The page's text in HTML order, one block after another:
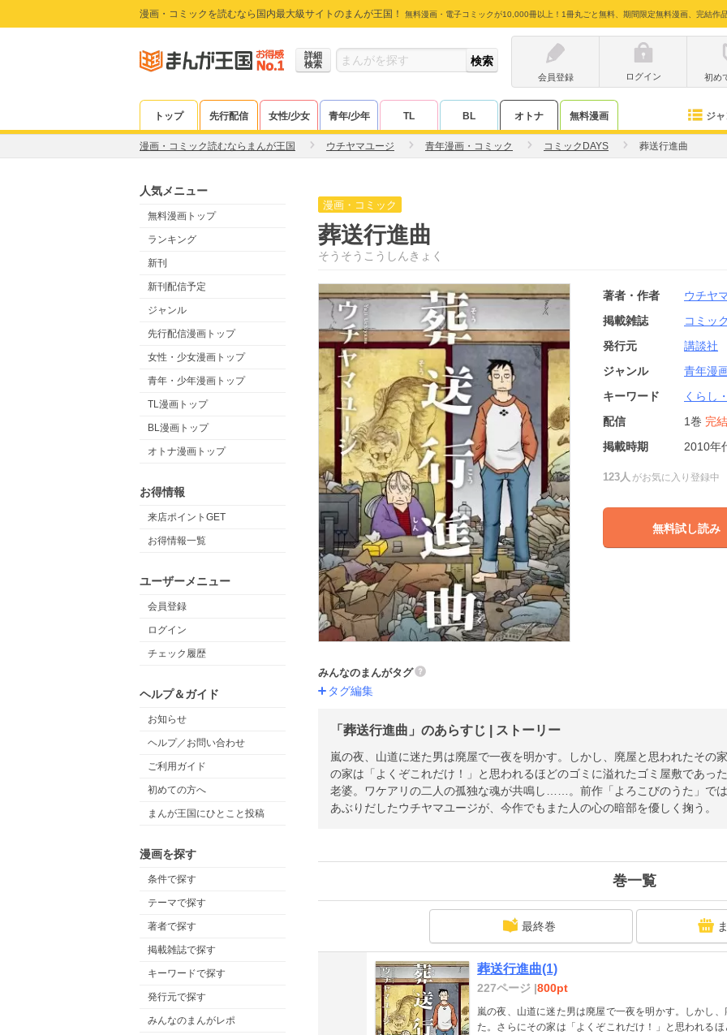
漫画・コミックを読むなら国内最大級サイトのまんが王国！ 無料漫画・電子コミックが10,000冊以上！1冊丸ごと無料、期間限定無料漫画、完結作
詳細
検索
会員登録
ログイン 初め
トップ 先行配信 女性/少女 青年/少年 TL BL オトナ 無料漫画 ジ
漫画・コミック読むならまんが王国 ウチヤマユージ 青年漫画・コミック コミックDAYS 葬送行進曲
人気メニュー
無料漫画トップ
ランキング
新刊
新刊配信予定
ジャンル
先行配信漫画トップ
女性・少女漫画トップ
青年・少年漫画トップ
TL漫画トップ
BL漫画トップ
オトナ漫画トップ
お得情報
来店ポイントGET
お得情報一覧
ユーザーメニュー
会員登録
ログイン
チェック履歴
ヘルプ＆ガイド
お知らせ
ヘルプ／お問い合わせ
ご利用ガイド
初めての方へ
まんが王国にひとこと投稿
漫画を探す
条件で探す
テーマで探す
著者で探す
掲載雑誌で探す
キーワードで探す
発行元で探す
みんなのまんがレポ
漫画・コミック
葬送行進曲
そうそうこうしんきょく
著者・作者
ウチヤ
掲載雑誌
コミッ
発行元
講談社
ジャンル
青年漫
キーワード
くらし
配信
1巻 完結
掲載時期
2010年
123人 がお気に入り登録中
無料試し読み
みんなのまんがタグ
タグ編集
「葬送行進曲」のあらすじ | ストーリー
嵐の夜、山道に迷た男は廃屋で一夜を明かす。しかし、廃屋と思われたその
の家は「よくぞこれだけ！」と思われるほどのゴミに溢れたゴミ屋敷であっ
老婆。ワケアリの二人の孤独な魂が共鳴し……。前作「よろこびのうた」で
あぶりだしたウチヤマユージが、今作でもまた人の心の暗部を優しく掬う。
巻一覧
最終巻
葬送行進曲(1)
227ページ |800pt
嵐の夜、山道に迷た男は廃屋で一夜を明かす。しかし
た。さらにその家は「よくぞこれだけ！」と思われる